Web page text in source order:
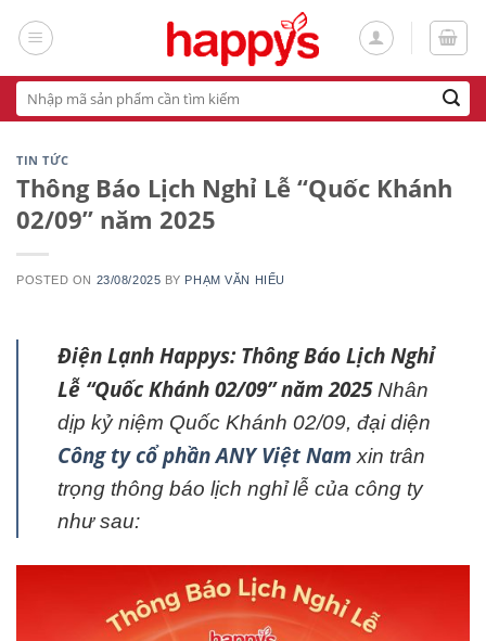
Tìm
kiếm:
TIN TỨC
Thông Báo Lịch Nghỉ Lễ “Quốc Khánh
02/09” năm 2025
POSTED ON 23/08/2025 BY PHẠM VĂN HIẾU
Điện Lạnh Happys: Thông Báo Lịch Nghỉ
Lễ “Quốc Khánh 02/09” năm 2025Nhân
dịp kỷ niệm Quốc Khánh 02/09, đại diện
Công ty cổ phần ANY Việt Nam xin trân
trọng thông báo lịch nghỉ lễ của công ty
như sau: